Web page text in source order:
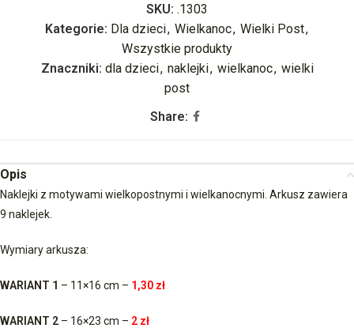
SKU: .1303
Kategorie: Dla dzieci, Wielkanoc, Wielki Post,
Wszystkie produkty
Znaczniki: dla dzieci, naklejki, wielkanoc, wielki
post
Share:
Opis
Naklejki z motywami wielkopostnymi i wielkanocnymi. Arkusz zawiera
9 naklejek.
Wymiary arkusza:
WARIANT 1 – 11×16 cm – 1,30 zł
WARIANT 2 – 16×23 cm – 2 zł